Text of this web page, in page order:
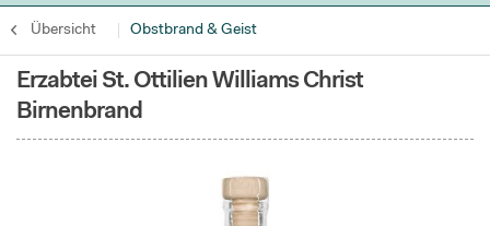
Übersicht Obstbrand & Geist
Erzabtei St. Ottilien Williams Christ
Birnenbrand